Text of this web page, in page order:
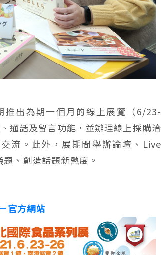
推出為期一個月的線上展覽（6/23-
通話及留言功能，並辦理線上採購洽
流。此外，展期間舉辦論壇、Live
、創造話題新熱度。
官方網站